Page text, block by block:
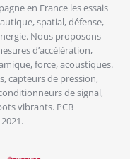
en France les essais
spatial, défense,
Nous proposons
d’accélération,
force, acoustiques.
capteurs de pression,
de signal,
vibrants. PCB